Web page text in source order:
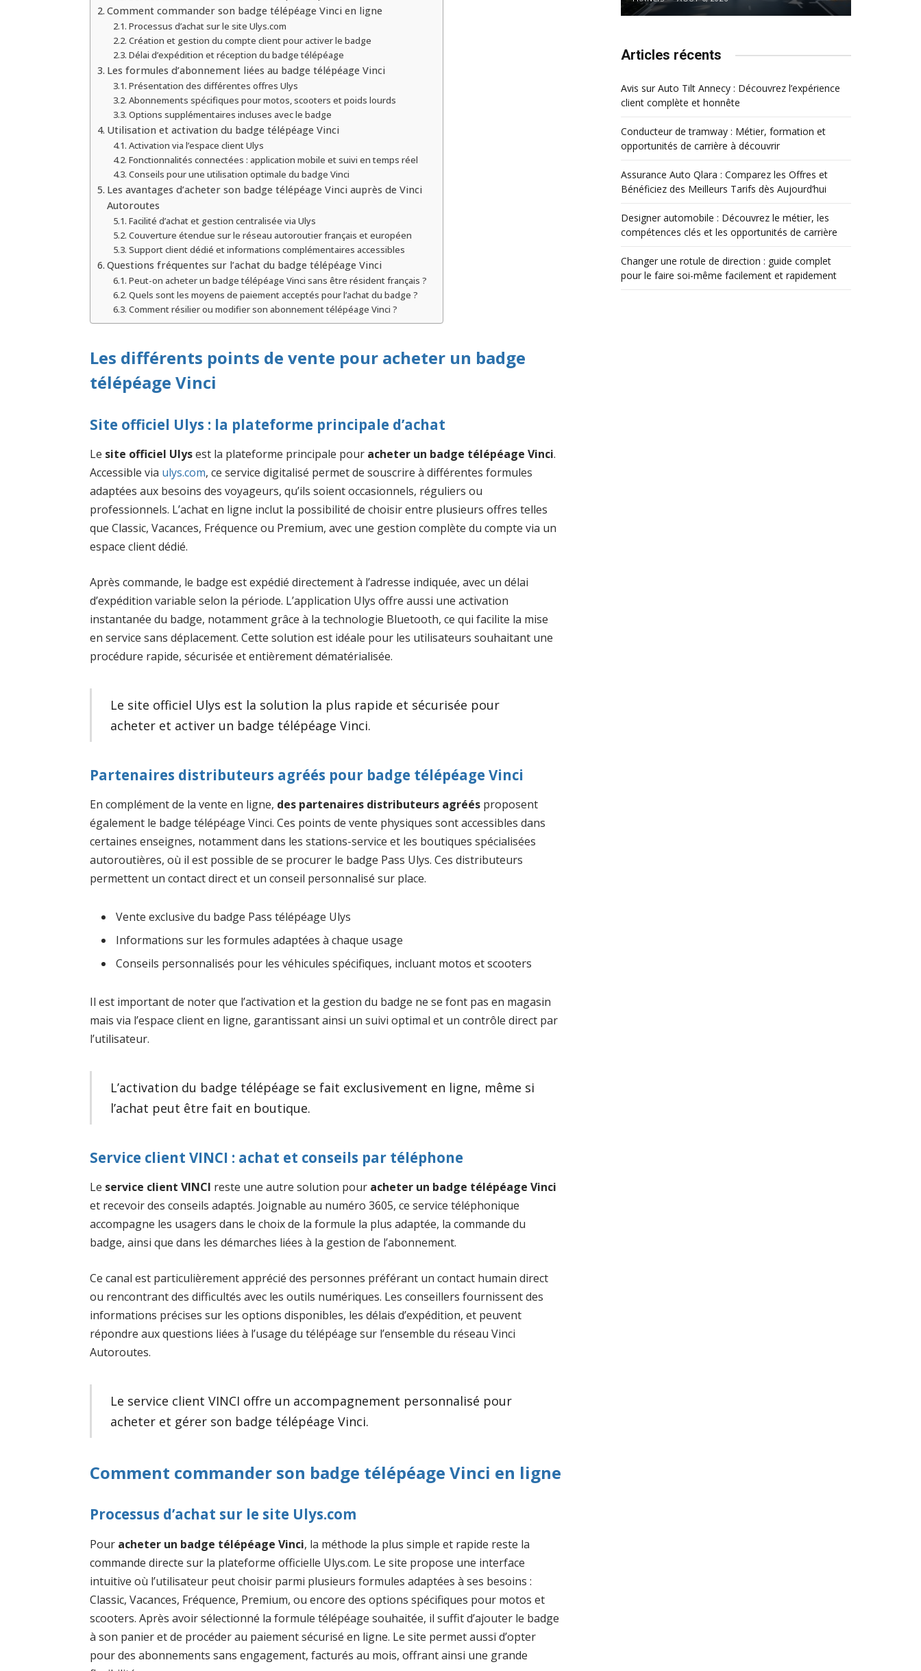
Comment commander son badge télépéage Vinci en ligne
Processus d’achat sur le site Ulys.com
Création et gestion du compte client pour activer le badge
Délai d’expédition et réception du badge télépéage
Les formules d’abonnement liées au badge télépéage Vinci
Présentation des différentes offres Ulys
Abonnements spécifiques pour motos, scooters et poids lourds
Options supplémentaires incluses avec le badge
Utilisation et activation du badge télépéage Vinci
Activation via l’espace client Ulys
Fonctionnalités connectées : application mobile et suivi en temps réel
Conseils pour une utilisation optimale du badge Vinci
Les avantages d’acheter son badge télépéage Vinci auprès de Vinci
Autoroutes
Facilité d’achat et gestion centralisée via Ulys
Couverture étendue sur le réseau autoroutier français et européen
Support client dédié et informations complémentaires accessibles
Questions fréquentes sur l’achat du badge télépéage Vinci
Peut-on acheter un badge télépéage Vinci sans être résident français ?
Quels sont les moyens de paiement acceptés pour l’achat du badge ?
Comment résilier ou modifier son abonnement télépéage Vinci ?
Les différents points de vente pour acheter un badge
télépéage Vinci
Site officiel Ulys : la plateforme principale d’achat
Le site officiel Ulysest la plateforme principale pour acheter un badge télépéage Vinci.
Accessible via ulys.com, ce service digitalisé permet de souscrire à différentes formules
adaptées aux besoins des voyageurs, qu’ils soient occasionnels, réguliers ou
professionnels. L’achat en ligne inclut la possibilité de choisir entre plusieurs offres telles
que Classic, Vacances, Fréquence ou Premium, avec une gestion complète du compte via un
espace client dédié.
Après commande, le badge est expédié directement à l’adresse indiquée, avec un délai
d’expédition variable selon la période. L’application Ulys offre aussi une activation
instantanée du badge, notamment grâce à la technologie Bluetooth, ce qui facilite la mise
en service sans déplacement. Cette solution est idéale pour les utilisateurs souhaitant une
procédure rapide, sécurisée et entièrement dématérialisée.
Le site officiel Ulys est la solution la plus rapide et sécurisée pour
acheter et activer un badge télépéage Vinci.
Partenaires distributeurs agréés pour badge télépéage Vinci
En complément de la vente en ligne, des partenaires distributeurs agréés proposent
également le badge télépéage Vinci. Ces points de vente physiques sont accessibles dans
certaines enseignes, notamment dans les stations-service et les boutiques spécialisées
autoroutières, où il est possible de se procurer le badge Pass Ulys. Ces distributeurs
permettent un contact direct et un conseil personnalisé sur place.
Vente exclusive du badge Pass télépéage Ulys
Informations sur les formules adaptées à chaque usage
Conseils personnalisés pour les véhicules spécifiques, incluant motos et scooters
Il est important de noter que l’activation et la gestion du badge ne se font pas en magasin
mais via l’espace client en ligne, garantissant ainsi un suivi optimal et un contrôle direct par
l’utilisateur.
L’activation du badge télépéage se fait exclusivement en ligne, même si
l’achat peut être fait en boutique.
Service client VINCI : achat et conseils par téléphone
Le service client VINCI reste une autre solution pour acheter un badge télépéage Vinci
et recevoir des conseils adaptés. Joignable au numéro 3605, ce service téléphonique
accompagne les usagers dans le choix de la formule la plus adaptée, la commande du
badge, ainsi que dans les démarches liées à la gestion de l’abonnement.
Ce canal est particulièrement apprécié des personnes préférant un contact humain direct
ou rencontrant des difficultés avec les outils numériques. Les conseillers fournissent des
informations précises sur les options disponibles, les délais d’expédition, et peuvent
répondre aux questions liées à l’usage du télépéage sur l’ensemble du réseau Vinci
Autoroutes.
Le service client VINCI offre un accompagnement personnalisé pour
acheter et gérer son badge télépéage Vinci.
Comment commander son badge télépéage Vinci en ligne
Processus d’achat sur le site Ulys.com
Pour acheter un badge télépéage Vinci, la méthode la plus simple et rapide reste la
commande directe sur la plateforme officielle Ulys.com. Le site propose une interface
intuitive où l’utilisateur peut choisir parmi plusieurs formules adaptées à ses besoins :
Classic, Vacances, Fréquence, Premium, ou encore des options spécifiques pour motos et
scooters. Après avoir sélectionné la formule télépéage souhaitée, il suffit d’ajouter le badge
à son panier et de procéder au paiement sécurisé en ligne. Le site permet aussi d’opter
pour des abonnements sans engagement, facturés au mois, offrant ainsi une grande
Articles récents
Avis sur Auto Tilt Annecy : Découvrez l’expérience
client complète et honnête
Conducteur de tramway : Métier, formation et
opportunités de carrière à découvrir
Assurance Auto Qlara : Comparez les Offres et
Bénéficiez des Meilleurs Tarifs dès Aujourd’hui
Designer automobile : Découvrez le métier, les
compétences clés et les opportunités de carrière
Changer une rotule de direction : guide complet
pour le faire soi-même facilement et rapidement